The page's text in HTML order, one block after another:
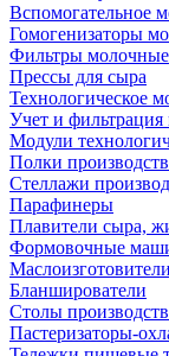
Вспомогательное
Гомогенизаторы
Фильтры молочные
Прессы для сыра
Технологическое
Учет и фильтрация
Модули
Полки
Стеллажи
Парафинеры
Плавители сыра,
Формовочные
Маслоизготовители
Бланширователи
Столы
Пастеризаторы-